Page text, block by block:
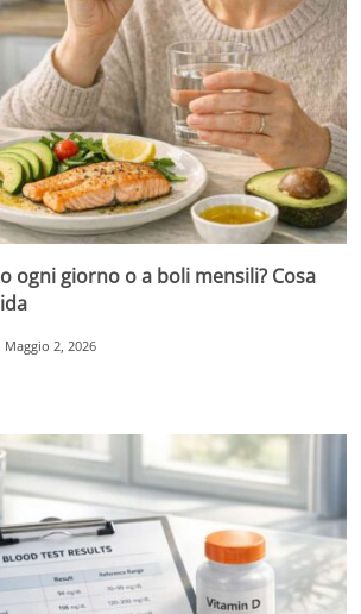
ogni giorno o a boli mensili? Cosa
Maggio 2, 2026